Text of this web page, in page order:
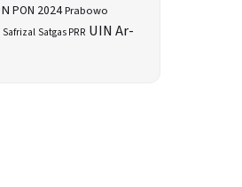
PON 2024Prabowo
Safrizal Satgas PRR UIN Ar-